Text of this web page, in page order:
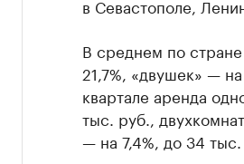
в Севастополе,
В среднем по
21,7%, «двушек» —
квартале аренда
тыс. руб.,
— на 7,4%, до 34 тыс.